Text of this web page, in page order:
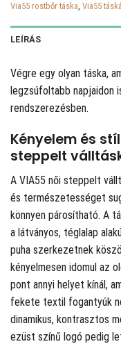
Via55 rostbőr táska, Via55
LEÍRÁS
Végre egy olyan táska,
legzsúfoltabb napjaidon
rendszerezésben.
Kényelem és
steppelt
A VIA55 női steppelt
és természetességet
könnyen párosítható. A
a látványos, téglalap
puha szerkezetnek
kényelmesen idomul az
pont annyi helyet kínál,
fekete textil fogantyúk
dinamikus, kontrasztos
ezüst színű logó pedig